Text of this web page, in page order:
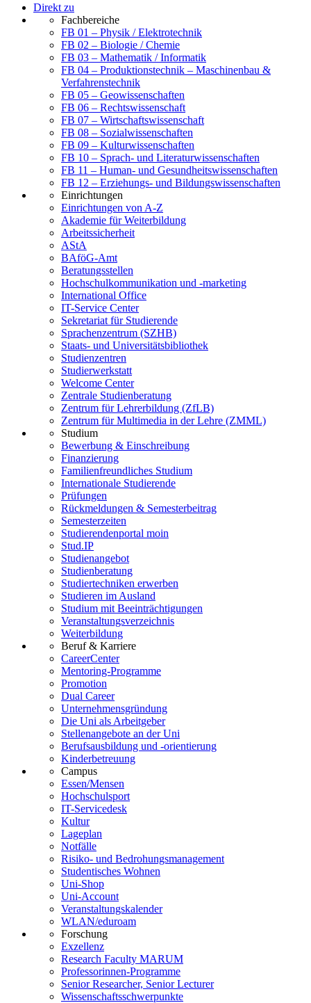
Direkt zu
Fachbereiche
FB 01 – Physik / Elektrotechnik
FB 02 – Biologie / Chemie
FB 03 – Mathematik / Informatik
FB 04 – Produktionstechnik – Maschinenbau &
Verfahrenstechnik
FB 05 – Geowissenschaften
FB 06 – Rechtswissenschaft
FB 07 – Wirtschaftswissenschaft
FB 08 – Sozialwissenschaften
FB 09 – Kulturwissenschaften
FB 10 – Sprach- und Literaturwissenschaften
FB 11 – Human- und Gesundheitswissenschaften
FB 12 – Erziehungs- und Bildungswissenschaften
Einrichtungen
Einrichtungen von A-Z
Akademie für Weiterbildung
Arbeitssicherheit
AStA
BAföG-Amt
Beratungsstellen
Hochschulkommunikation und -marketing
International Office
IT-Service Center
Sekretariat für Studierende
Sprachenzentrum (SZHB)
Staats- und Universitätsbibliothek
Studienzentren
Studierwerkstatt
Welcome Center
Zentrale Studienberatung
Zentrum für Lehrerbildung (ZfLB)
Zentrum für Multimedia in der Lehre (ZMML)
Studium
Bewerbung & Einschreibung
Finanzierung
Familienfreundliches Studium
Internationale Studierende
Prüfungen
Rückmeldungen & Semesterbeitrag
Semesterzeiten
Studierendenportal moin
Stud.IP
Studienangebot
Studienberatung
Studiertechniken erwerben
Studieren im Ausland
Studium mit Beeinträchtigungen
Veranstaltungsverzeichnis
Weiterbildung
Beruf & Karriere
CareerCenter
Mentoring-Programme
Promotion
Dual Career
Unternehmensgründung
Die Uni als Arbeitgeber
Stellenangebote an der Uni
Berufsausbildung und -orientierung
Kinderbetreuung
Campus
Essen/Mensen
Hochschulsport
IT-Servicedesk
Kultur
Lageplan
Notfälle
Risiko- und Bedrohungsmanagement
Studentisches Wohnen
Uni-Shop
Uni-Account
Veranstaltungskalender
WLAN/eduroam
Forschung
Exzellenz
Research Faculty MARUM
Professorinnen-Programme
Senior Researcher, Senior Lecturer
Wissenschaftsschwerpunkte